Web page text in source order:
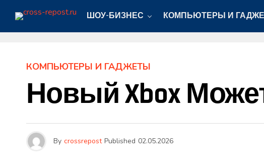
ШОУ-БИЗНЕС КОМПЬЮТЕРЫ И
КОМПЬЮТЕРЫ И ГАДЖЕТЫ
Новый Xbox
By crossrepost Published 02.05.2026